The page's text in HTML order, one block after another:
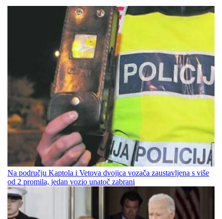
Na području Kaptola i Vetova dvojica vozača zaustavljena s više
od 2 promila, jedan vozio unatoč zabrani